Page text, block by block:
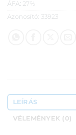
ÁFA: 27%
Azonosító: 33923
LEÍRÁS
VÉLEMÉNYEK (0)